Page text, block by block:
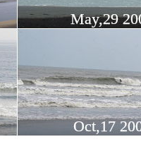
May,29
Oct,17